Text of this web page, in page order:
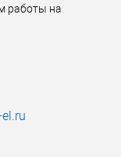
работы на